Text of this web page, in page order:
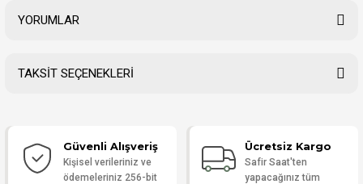
YORUMLAR
Yorum Yaz
TAKSİT SEÇENEKLERİ
Güvenli Alışveriş
Kişisel verileriniz ve
ödemeleriniz 256-bit
Ücretsiz Kargo
Safir Saat'ten
yapacağınız tüm